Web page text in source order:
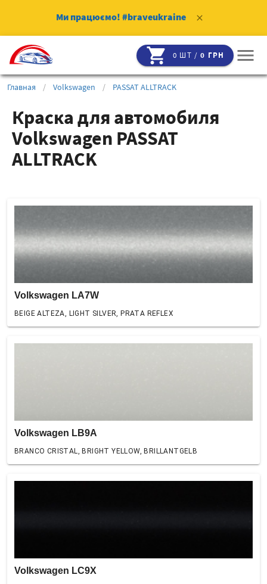
Ми працюємо! #braveukraine clear
shopping_cart 0 ШТ /0 ГРН menu
Главная / Volkswagen / PASSAT ALLTRACK
Краска для автомобиля
Volkswagen PASSAT
ALLTRACK
Volkswagen LA7W
BEIGE ALTEZA, LIGHT SILVER, PRATA REFLEX
Volkswagen LB9A
BRANCO CRISTAL, BRIGHT YELLOW, BRILLANTGELB
Volkswagen LC9X